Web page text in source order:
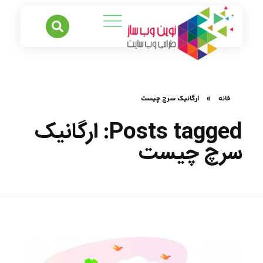
خانه » ارگانیک سرچ چیست
Posts tagged: ارگانیک
سرچ چیست